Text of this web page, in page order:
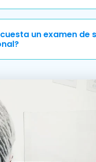
un examen de